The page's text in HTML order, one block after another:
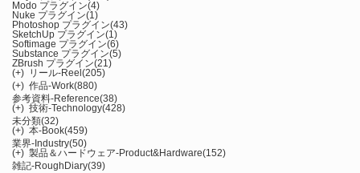
Modo プラグイン(4)
Nuke プラグイン(1)
Photoshop プラグイン(43)
SketchUp プラグイン(1)
Softimage プラグイン(6)
Substance プラグイン(5)
ZBrush プラグイン(21)
(+) リール-Reel (205)
(+) 作品-Work(880)
参考資料-Reference(38)
(+) 技術-Technology(428)
未分類(32)
(+) 本-Book(459)
業界-Industry(50)
(+) 製品＆ハードウェア-Product&Hardware(152)
雑記-RoughDiary(39)